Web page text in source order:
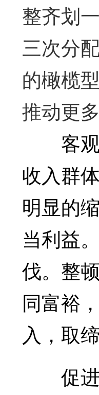
整齐划
三次分
的橄榄
推动更
客观
收入群
明显的
当利益
伐。整
同富裕
入，取
促进